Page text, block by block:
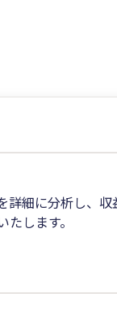
細に分析し、
します。